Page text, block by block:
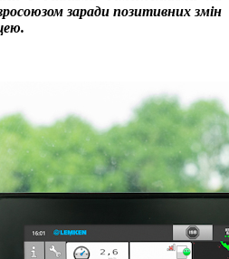
заради позитивних змін